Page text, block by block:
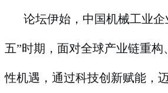
论坛伊始，中国机械工业
五”时期，面对全球产业链重
性机遇，通过科技创新赋能，